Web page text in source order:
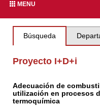
MENU
Búsqueda
Proyecto I+D+i
Adecuación de
utilización en procesos
termoquímica